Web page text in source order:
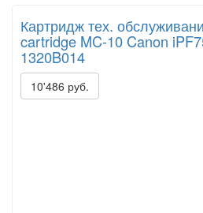
Картридж тех.
cartridge MC-10 Canon
1320B014
10'486 руб.